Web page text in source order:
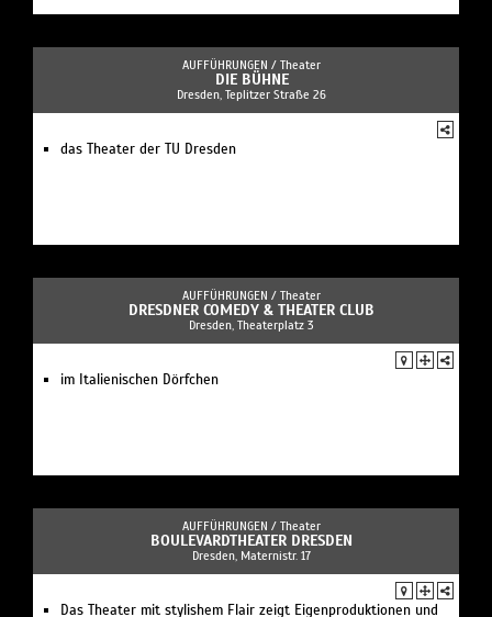
AUFFÜHRUNGEN / Theater
DIE BÜHNE
Dresden, Teplitzer Straße 26
das Theater der TU Dresden
AUFFÜHRUNGEN / Theater
DRESDNER COMEDY & THEATER CLUB
Dresden, Theaterplatz 3
im Italienischen Dörfchen
AUFFÜHRUNGEN / Theater
BOULEVARDTHEATER DRESDEN
Dresden, Maternistr. 17
Das Theater mit stylishem Flair zeigt Eigenproduktionen und